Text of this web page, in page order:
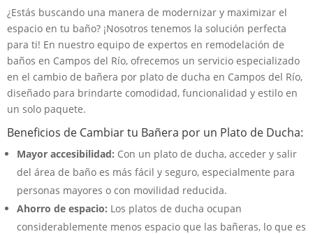
¿Estás buscando una manera de modernizar y maximizar el
espacio en tu baño? ¡Nosotros tenemos la solución perfecta
para ti! En nuestro equipo de expertos en remodelación de
baños en Campos del Río, ofrecemos un servicio especializado
en el cambio de bañera por plato de ducha en Campos del Río,
diseñado para brindarte comodidad, funcionalidad y estilo en
un solo paquete.
Beneficios de Cambiar tu Bañera por un Plato de Ducha:
Mayor accesibilidad: Con un plato de ducha, acceder y salir
del área de baño es más fácil y seguro, especialmente para
personas mayores o con movilidad reducida.
Ahorro de espacio: Los platos de ducha ocupan
considerablemente menos espacio que las bañeras, lo que es